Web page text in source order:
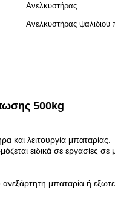
Ανελκυστήρας
Ανελκυστήρας ψαλιδιού
500kg
και λειτουργία μπαταρίας.
ειδικά σε εργασίες
μπαταρία ή